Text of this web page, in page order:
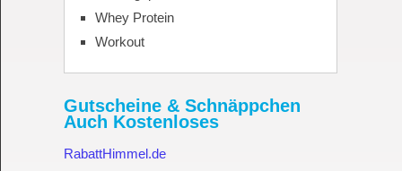
Whey Protein
Workout
Gutscheine & Schnäppchen
Auch Kostenloses
RabattHimmel.de